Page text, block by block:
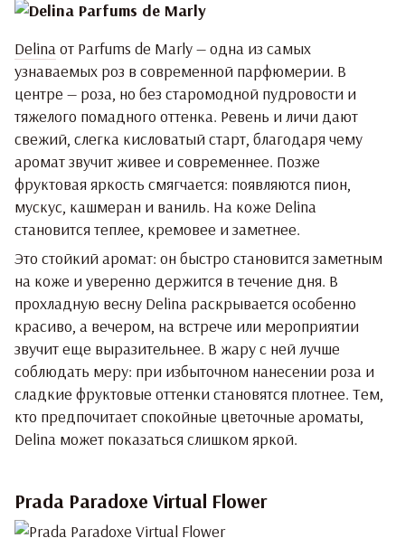
Delinaот Parfums de Marly — одна из самых
узнаваемых роз в современной парфюмерии. В
центре — роза, но без старомодной пудровости и
тяжелого помадного оттенка. Ревень и личи дают
свежий, слегка кисловатый старт, благодаря чему
аромат звучит живее и современнее. Позже
фруктовая яркость смягчается: появляются пион,
мускус, кашмеран и ваниль. На коже Delina
становится теплее, кремовее и заметнее.
Это стойкий аромат: он быстро становится заметным
на коже и уверенно держится в течение дня. В
прохладную весну Delina раскрывается особенно
красиво, а вечером, на встрече или мероприятии
звучит еще выразительнее. В жару с ней лучше
соблюдать меру: при избыточном нанесении роза и
сладкие фруктовые оттенки становятся плотнее. Тем,
кто предпочитает спокойные цветочные ароматы,
Delina может показаться слишком яркой.
Prada Paradoxe Virtual Flower